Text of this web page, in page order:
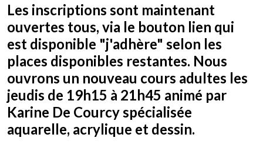
Les inscriptions sont maintenant
ouvertes tous, via le bouton lien qui
est disponible "j'adhère" selon les
places disponibles restantes. Nous
ouvrons un nouveau cours adultes les
jeudis de 19h15 à 21h45 animé par
Karine De Courcy spécialisée
aquarelle, acrylique et dessin.